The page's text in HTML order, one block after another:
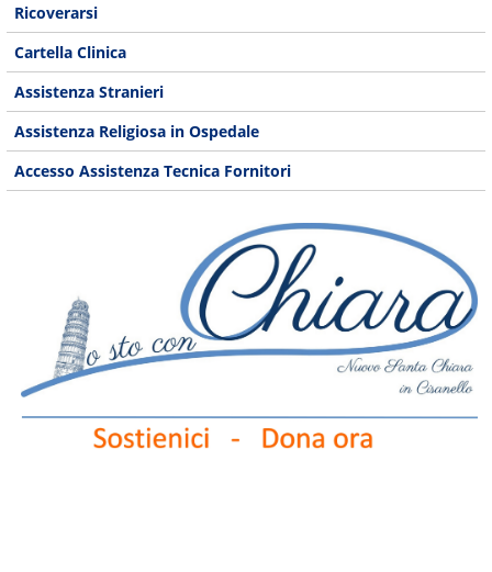
Ricoverarsi
Cartella Clinica
Assistenza Stranieri
Assistenza Religiosa in Ospedale
Accesso Assistenza Tecnica Fornitori